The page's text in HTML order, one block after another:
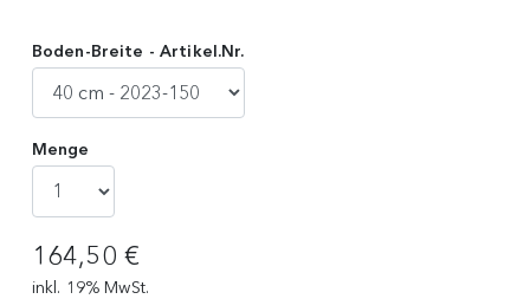
Boden-Breite - Artikel.Nr.
Menge
164,50 €
inkl. 19% MwSt.